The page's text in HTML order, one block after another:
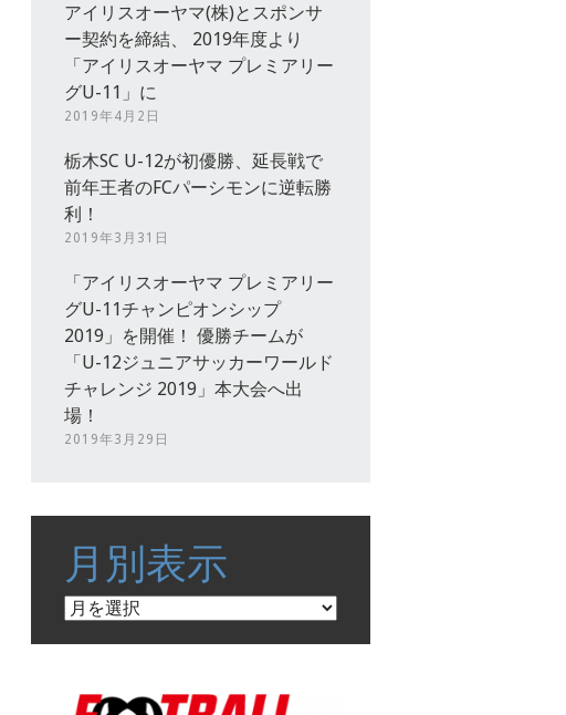
アイリスオーヤマ(株)とスポンサ
ー契約を締結、 2019年度より
「アイリスオーヤマ プレミアリー
グU-11」に
2019年4月2日
栃木SC U-12が初優勝、延長戦で
前年王者のFCパーシモンに逆転勝
利！
2019年3月31日
「アイリスオーヤマ プレミアリー
グU-11チャンピオンシップ
2019」を開催！ 優勝チームが
「U-12ジュニアサッカーワールド
チャレンジ 2019」本大会へ出
場！
2019年3月29日
月別表示
月